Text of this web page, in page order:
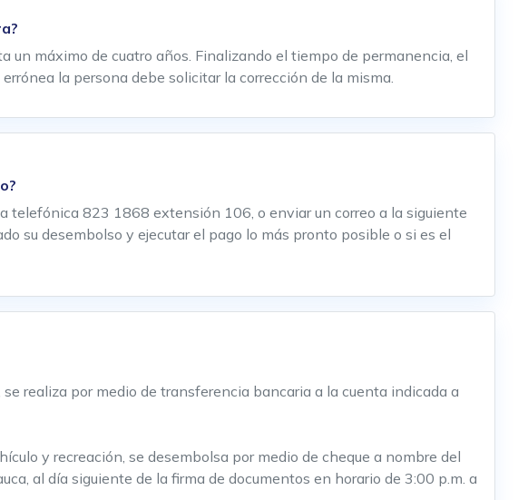
máximo de cuatro años. Finalizando el tiempo de permanencia, el
la persona debe solicitar la corrección de la misma.
telefónica 823 1868 extensión 106, o enviar un correo a la siguiente
su desembolso y ejecutar el pago lo más pronto posible o si es el
realiza por medio de transferencia bancaria a la cuenta indicada a
y recreación, se desembolsa por medio de cheque a nombre del
al día siguiente de la firma de documentos en horario de 3:00 p.m. a